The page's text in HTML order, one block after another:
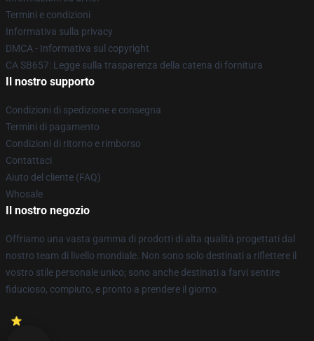
Termini e condizioni
Informativa sulla privacy
DMCA - Informativa sul copyright
CA SB657: Legge sulla trasparenza della catena di fornitura
Il nostro supporto
Condizioni di spedizione e consegna
Termini di pagamento
Condizioni di ritorno e rimborso
Contattaci
Aiuto del cliente (FAQ)
Whosale
Il nostro negozio
Offriamo una vasta gamma di prodotti di alta qualità progettati dal
nostro team di livello mondiale. Non sono solo destinati a riflettere il
vostro stile personale unico; sono anche destinati a farvi sentire
fiducioso, compiuto, e pronto a prendere il giorno.